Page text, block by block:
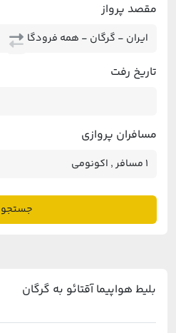
مقصد پرواز
تاریخ رفت
مسافران پروازی
جستجو
بلیط هواپیما آقتائو به گرگان